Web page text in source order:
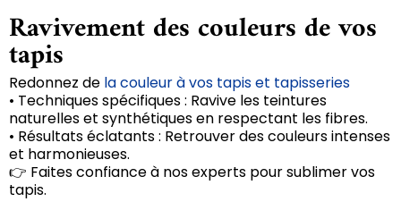
Ravivement des couleurs de vos
tapis
Redonnez de la couleur à vos tapis et tapisseries
• Techniques spécifiques : Ravive les teintures
naturelles et synthétiques en respectant les fibres.
• Résultats éclatants : Retrouver des couleurs intenses
et harmonieuses.
👉 Faites confiance à nos experts pour sublimer vos
tapis.